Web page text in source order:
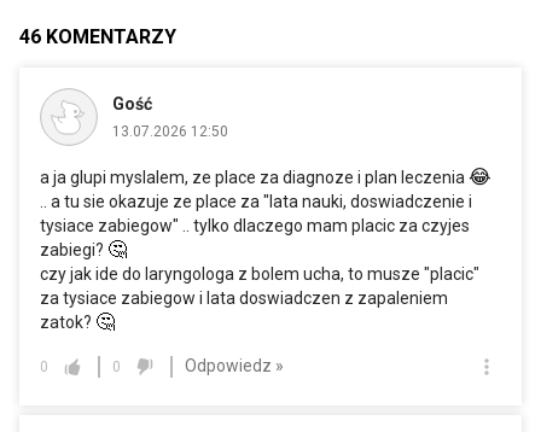
46 KOMENTARZY
Gość
13.07.2026 12:50
a ja glupi myslalem, ze place za diagnoze i plan leczenia 😂
.. a tu sie okazuje ze place za "lata nauki, doswiadczenie i
tysiace zabiegow" .. tylko dlaczego mam placic za czyjes
zabiegi? 🤔
czy jak ide do laryngologa z bolem ucha, to musze "placic"
za tysiace zabiegow i lata doswiadczen z zapaleniem
zatok? 🤔
0 0 Odpowiedz »